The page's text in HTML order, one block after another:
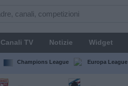
Canali TV Notizie Widget
Champions League Europa League